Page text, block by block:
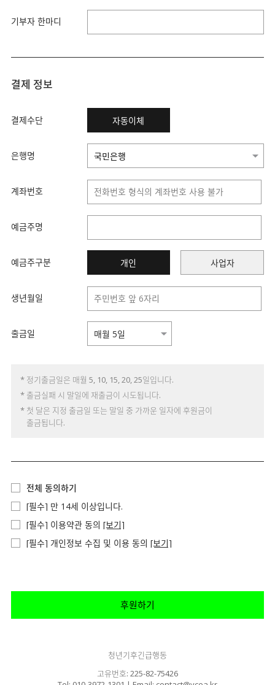
기부자 한마디
결제 정보
결제수단 자동이체
은행명
계좌번호
예금주명
예금주구분 개인 사업자
생년월일
출금일
* 정기출금일은 매월 5, 10, 15, 20, 25일입니다.
* 출금실패 시 말일에 재출금이 시도됩니다.
* 첫 달은 지정 출금일 또는 말일 중 가까운 일자에 후원금이
출금됩니다.
전체 동의하기
[필수] 만 14세 이상입니다.
[필수] 이용약관 동의 [보기]
[필수] 개인정보 수집 및 이용 동의 [보기]
후원하기
청년기후긴급행동
고유번호: 225-82-75426